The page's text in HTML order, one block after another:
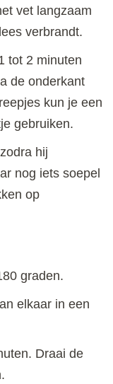
vet langzaam
verbrandt.
tot 2 minuten
de onderkant
kun je een
gebruiken.
hij
nog iets soepel
op
graden.
elkaar in een
Draai de